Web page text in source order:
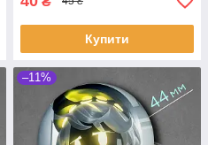
Купити
–11%